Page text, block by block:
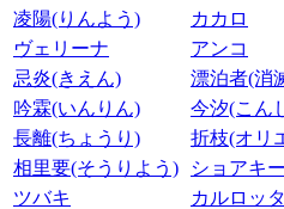
凌陽(りんよう)
カカロ
ヴェリーナ
アンコ
忌炎(きえん)
漂泊者(消
吟霖(いんりん)
今汐(こん
長離(ちょうり)
折枝(オリ
相里要(そうりよう)
ショアキ
ツバキ
カルロッタ